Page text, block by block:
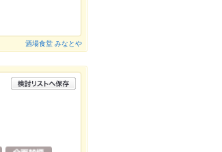
酒場食堂 みなとや